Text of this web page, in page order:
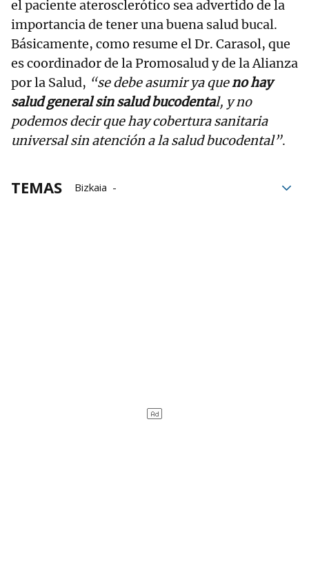
el paciente aterosclerótico sea advertido de la
importancia de tener una buena salud bucal.
Básicamente, como resume el Dr. Carasol, que
es coordinador de la Promosalud y de la Alianza
por la Salud, “se debe asumir ya queno hay
salud general sin salud bucodental, y no
podemos decir que hay cobertura sanitaria
universal sin atención a la salud bucodental”.
TEMAS
Bizkaia